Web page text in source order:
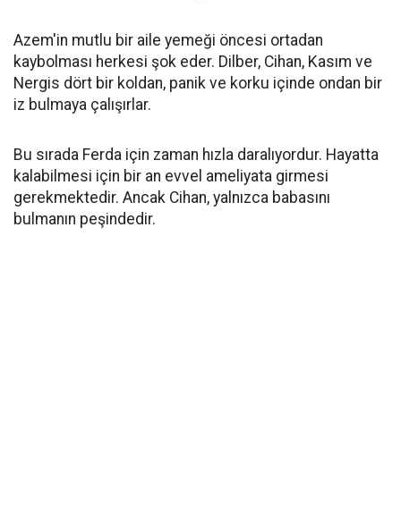
Azem'in mutlu bir aile yemeği öncesi ortadan
kaybolması herkesi şok eder. Dilber, Cihan, Kasım ve
Nergis dört bir koldan, panik ve korku içinde ondan bir
iz bulmaya çalışırlar.
Bu sırada Ferda için zaman hızla daralıyordur. Hayatta
kalabilmesi için bir an evvel ameliyata girmesi
gerekmektedir. Ancak Cihan, yalnızca babasını
bulmanın peşindedir.